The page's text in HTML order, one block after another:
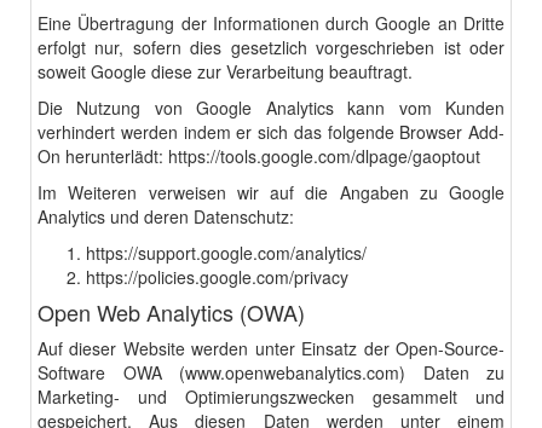
Eine Übertragung der Informationen durch Google an Dritte
erfolgt nur, sofern dies gesetzlich vorgeschrieben ist oder
soweit Google diese zur Verarbeitung beauftragt.
Die Nutzung von Google Analytics kann vom Kunden
verhindert werden indem er sich das folgende Browser Add-
On herunterlädt: https://tools.google.com/dlpage/gaoptout
Im Weiteren verweisen wir auf die Angaben zu Google
Analytics und deren Datenschutz:
https://support.google.com/analytics/
https://policies.google.com/privacy
Open Web Analytics (OWA)
Auf dieser Website werden unter Einsatz der Open-Source-
Software OWA (www.openwebanalytics.com) Daten zu
Marketing- und Optimierungszwecken gesammelt und
gespeichert. Aus diesen Daten werden unter einem